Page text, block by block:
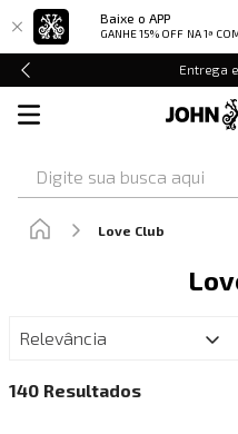
Baixe o APP
GANHE 15% OFF NA 1ª
Entrega
Love Club
Relevância
140